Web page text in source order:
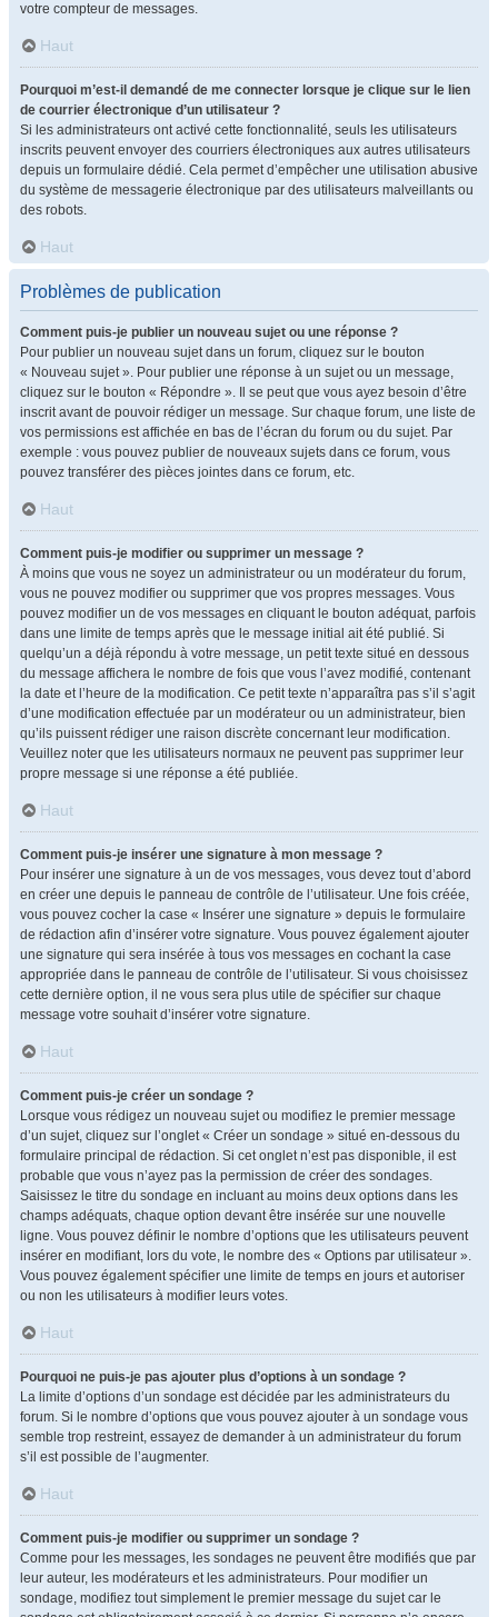
votre compteur de messages.
Haut
Pourquoi m’est-il demandé de me connecter lorsque je clique sur le lien
de courrier électronique d’un utilisateur ?
Si les administrateurs ont activé cette fonctionnalité, seuls les utilisateurs
inscrits peuvent envoyer des courriers électroniques aux autres utilisateurs
depuis un formulaire dédié. Cela permet d’empêcher une utilisation abusive
du système de messagerie électronique par des utilisateurs malveillants ou
des robots.
Haut
Problèmes de publication
Comment puis-je publier un nouveau sujet ou une réponse ?
Pour publier un nouveau sujet dans un forum, cliquez sur le bouton
« Nouveau sujet ». Pour publier une réponse à un sujet ou un message,
cliquez sur le bouton « Répondre ». Il se peut que vous ayez besoin d’être
inscrit avant de pouvoir rédiger un message. Sur chaque forum, une liste de
vos permissions est affichée en bas de l’écran du forum ou du sujet. Par
exemple : vous pouvez publier de nouveaux sujets dans ce forum, vous
pouvez transférer des pièces jointes dans ce forum, etc.
Haut
Comment puis-je modifier ou supprimer un message ?
À moins que vous ne soyez un administrateur ou un modérateur du forum,
vous ne pouvez modifier ou supprimer que vos propres messages. Vous
pouvez modifier un de vos messages en cliquant le bouton adéquat, parfois
dans une limite de temps après que le message initial ait été publié. Si
quelqu’un a déjà répondu à votre message, un petit texte situé en dessous
du message affichera le nombre de fois que vous l’avez modifié, contenant
la date et l’heure de la modification. Ce petit texte n’apparaîtra pas s’il s’agit
d’une modification effectuée par un modérateur ou un administrateur, bien
qu’ils puissent rédiger une raison discrète concernant leur modification.
Veuillez noter que les utilisateurs normaux ne peuvent pas supprimer leur
propre message si une réponse a été publiée.
Haut
Comment puis-je insérer une signature à mon message ?
Pour insérer une signature à un de vos messages, vous devez tout d’abord
en créer une depuis le panneau de contrôle de l’utilisateur. Une fois créée,
vous pouvez cocher la case « Insérer une signature » depuis le formulaire
de rédaction afin d’insérer votre signature. Vous pouvez également ajouter
une signature qui sera insérée à tous vos messages en cochant la case
appropriée dans le panneau de contrôle de l’utilisateur. Si vous choisissez
cette dernière option, il ne vous sera plus utile de spécifier sur chaque
message votre souhait d’insérer votre signature.
Haut
Comment puis-je créer un sondage ?
Lorsque vous rédigez un nouveau sujet ou modifiez le premier message
d’un sujet, cliquez sur l’onglet « Créer un sondage » situé en-dessous du
formulaire principal de rédaction. Si cet onglet n’est pas disponible, il est
probable que vous n’ayez pas la permission de créer des sondages.
Saisissez le titre du sondage en incluant au moins deux options dans les
champs adéquats, chaque option devant être insérée sur une nouvelle
ligne. Vous pouvez définir le nombre d’options que les utilisateurs peuvent
insérer en modifiant, lors du vote, le nombre des « Options par utilisateur ».
Vous pouvez également spécifier une limite de temps en jours et autoriser
ou non les utilisateurs à modifier leurs votes.
Haut
Pourquoi ne puis-je pas ajouter plus d’options à un sondage ?
La limite d’options d’un sondage est décidée par les administrateurs du
forum. Si le nombre d’options que vous pouvez ajouter à un sondage vous
semble trop restreint, essayez de demander à un administrateur du forum
s’il est possible de l’augmenter.
Haut
Comment puis-je modifier ou supprimer un sondage ?
Comme pour les messages, les sondages ne peuvent être modifiés que par
leur auteur, les modérateurs et les administrateurs. Pour modifier un
sondage, modifiez tout simplement le premier message du sujet car le